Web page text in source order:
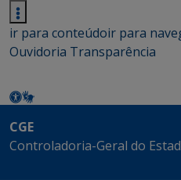
ir para conteúdoir para
Ouvidoria Transparência
CGE
Controladoria-Geral do